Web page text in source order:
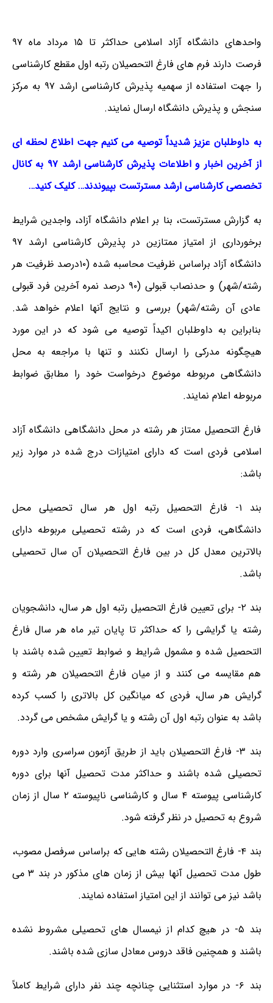
واحدهای دانشگاه آزاد اسلامی حداکثر تا ۱۵ مرداد ماه ۹۷
فرصت دارند فرم های فارغ التحصیلان رتبه اول مقطع کارشناسی
را جهت استفاده از سهمیه پذیرش کارشناسی ارشد ۹۷ به مرکز
سنجش و پذیرش دانشگاه ارسال نمایند.
به داوطلبان عزیز شدیداً توصیه می کنیم جهت اطلاع لحظه ای
از آخرین اخبار و اطلاعات پذیرش کارشناسی ارشد ۹۷ به کانال
تخصصی کارشناسی ارشد مسترتست بپیوندند… کلیک کنید…
به گزارش مسترتست، بنا بر اعلام دانشگاه آزاد، واجدین شرایط
برخورداری از امتیاز ممتازین در پذیرش کارشناسی ارشد ۹۷
دانشگاه آزاد براساس ظرفیت محاسبه شده (۱۰درصد ظرفیت هر
رشته/شهر) و حدنصاب قبولی (۹۰ درصد نمره آخرین فرد قبولی
عادی آن رشته/شهر) بررسی و نتایج آنها اعلام خواهد شد.
بنابراین به داوطلبان اکیداً توصیه می شود که در این مورد
هیچگونه مدرکی را ارسال نکنند و تنها با مراجعه به محل
دانشگاهی مربوطه موضوع درخواست خود را مطابق ضوابط
مربوطه اعلام نمایند.
فارغ التحصیل ممتاز هر رشته در محل دانشگاهی دانشگاه آزاد
اسلامی فردی است که دارای امتیازات درج شده در موارد زیر
باشد:
بند ۱-
فارغ التحصیل رتبه اول هر سال تحصیلی محل
دانشگاهی، فردی است که در رشته تحصیلی مربوطه دارای
بالاترین معدل کل در بین فارغ التحصیلان آن سال تحصیلی
باشد.
بند ۲-
برای تعیین فارغ التحصیل رتبه اول هر سال، دانشجویان
رشته یا گرایشی را که حداکثر تا پایان تیر ماه هر سال فارغ
التحصیل شده و مشمول شرایط و ضوابط تعیین شده باشند با
هم مقایسه می کنند و از میان فارغ التحصیلان هر رشته و
گرایش هر سال، فردی که میانگین کل بالاتری را کسب کرده
باشد به عنوان رتبه اول آن رشته و یا گرایش مشخص می گردد.
بند ۳-
فارغ التحصیلان باید از طریق آزمون سراسری وارد دوره
تحصیلی شده باشند و حداکثر مدت تحصیل آنها برای دوره
کارشناسی پیوسته ۴ سال و کارشناسی ناپیوسته ۲ سال از زمان
شروع به تحصیل در نظر گرفته شود.
بند ۴-
فارغ التحصیلان رشته هایی که براساس سرفصل مصوب،
طول مدت تحصیل آنها بیش از زمان های مذکور در بند ۳ می
باشد نیز می توانند از این امتیاز استفاده نمایند.
بند ۵-
در هیچ کدام از نیمسال های تحصیلی مشروط نشده
باشند و همچنین فاقد دروس معادل سازی شده باشند.
بند ۶-
در موارد استثنایی چنانچه چند نفر دارای شرایط کاملاً